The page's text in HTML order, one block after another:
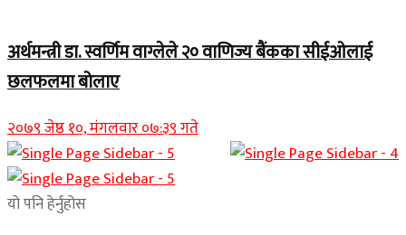
अर्थमन्त्री डा. स्वर्णिम वाग्लेले २० वाणिज्य बैंकका सीईओलाई
छलफलमा बोलाए
२०७९ जेष्ठ १०, मंगलवार ०७:३९ गते
यो पनि हेर्नुहोस